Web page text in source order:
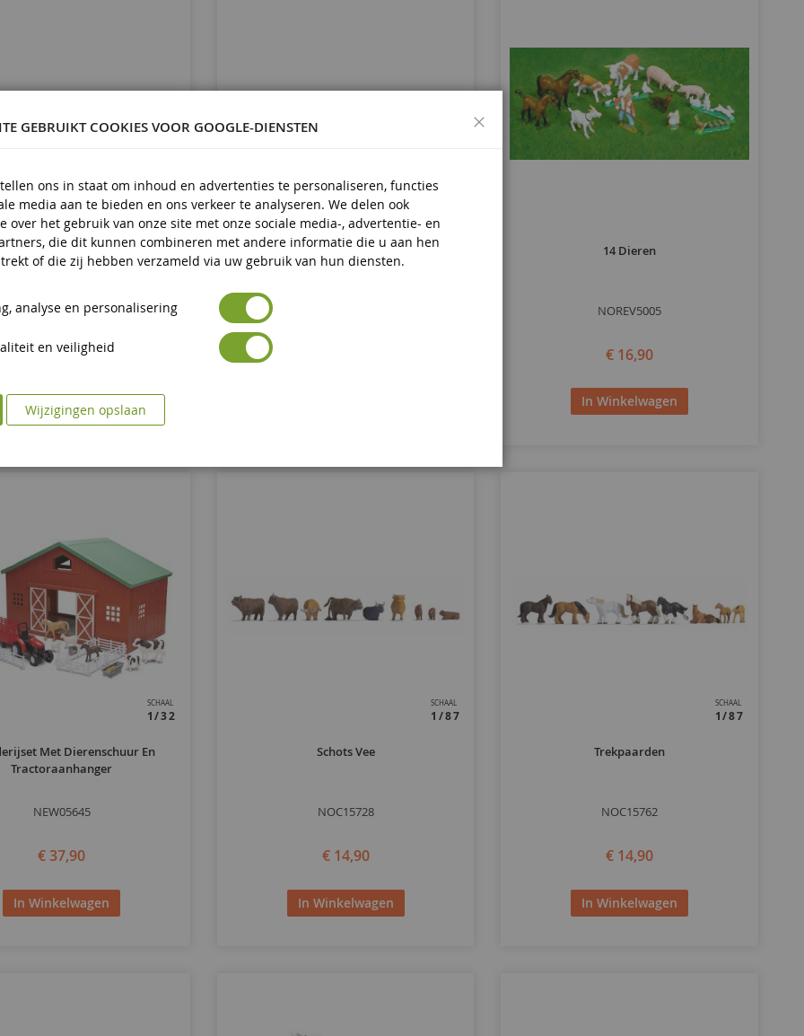
SCHAAL
- 21 Zwart-Witte Koeien
NOC16164
€ 37,90
XL Dozen Set - 37 Schapen En Herder 14 Dieren
NOREV5005
€ 16,90
In Winkelwagen
SCHAAL
1/32
Met Dierenschuur En
Tractoraanhanger
NEW05645
€ 37,90
In Winkelwagen
SCHAAL
1/87
Schots Vee
NOC15728
€ 14,90
In Winkelwagen
SCHAAL
1/87
Trekpaarden
NOC15762
€ 14,90
In Winkelwagen
GEBRUIKT COOKIES VOOR GOOGLE-DIENSTEN
Sluiten
ons in staat om inhoud en advertenties te personaliseren, functies
media aan te bieden en ons verkeer te analyseren. We delen ook
over het gebruik van onze site met onze sociale media-, advertentie- en
die dit kunnen combineren met andere informatie die u aan hen
of die zij hebben verzameld via uw gebruik van hun diensten.
analyse en personalisering
en veiligheid
Wijzigingen opslaan